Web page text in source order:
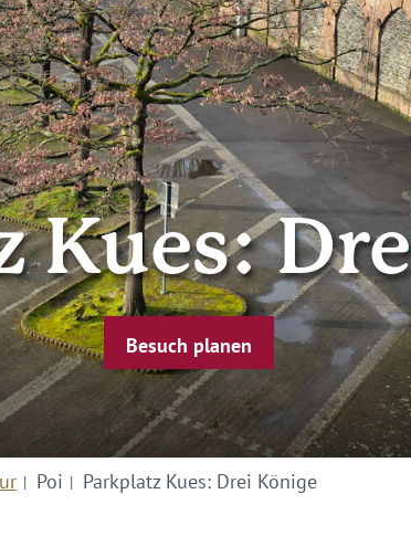
Kues:
Besuch planen
Poi Parkplatz Kues: Drei Könige